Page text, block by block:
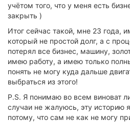
учётом того, что у меня есть
закрыть )
Итог сейчас такой, мне 23 года,
который не простой долг, а с
потерял все бизнес, машину,
имею работу, а имею только
понять не могу куда дальше
выбраться из этого!
P.S. Я понимаю во всем виноват
случаи не жалуюсь, эту историю
потому, что сам не как не могу